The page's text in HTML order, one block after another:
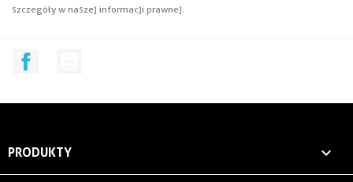
szczegóły w naszej informacji prawnej.
PRODUKTY 